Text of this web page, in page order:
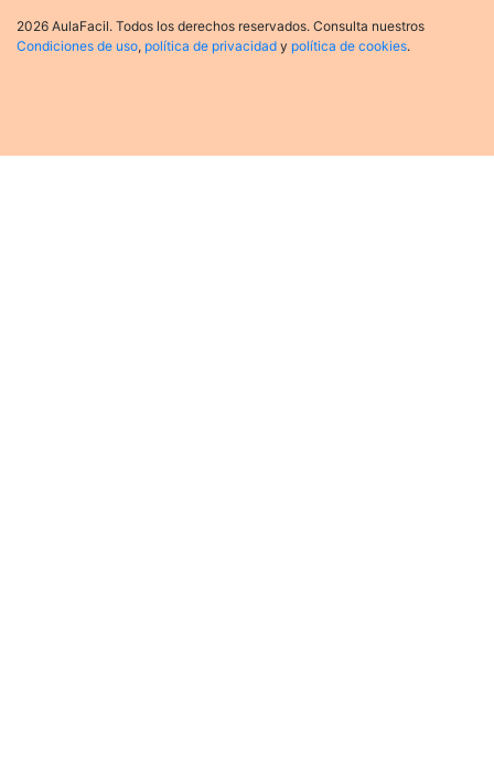
2026 AulaFacil. Todos los derechos reservados. Consulta nuestros
Condiciones de uso, política de privacidad y política de cookies.